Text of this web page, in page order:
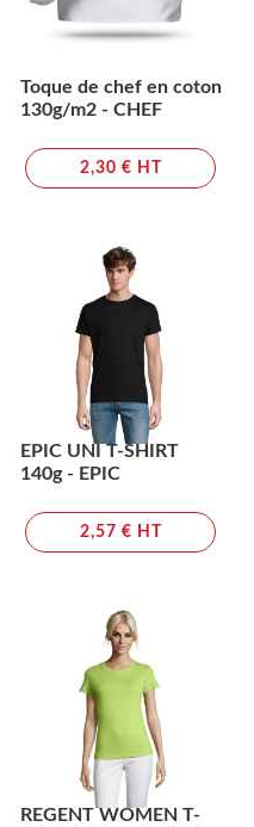
Toque de chef en coton
130g/m2 - CHEF
2,30 € HT
EPIC UNI T-SHIRT
140g - EPIC
2,57 € HT
REGENT WOMEN T-